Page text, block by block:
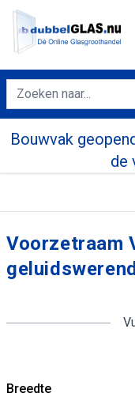
Bouwvak
de
Voorzetraam
geluidswerend
Breedte